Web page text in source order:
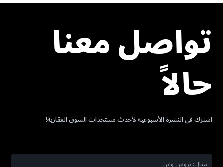
تواصل معنا
حالاً
اشترك في النشرة الأسبوعية لأحدث مستجدات السوق العقارية!